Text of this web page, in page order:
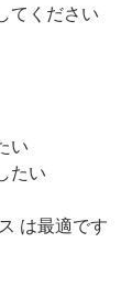
てください
い
たい
は最適です